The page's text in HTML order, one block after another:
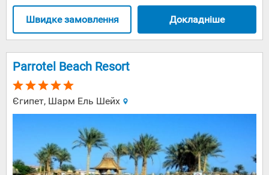
Докладніше
Швидке замовлення
Parrotel Beach Resort
Єгипет, Шарм Ель Шейх